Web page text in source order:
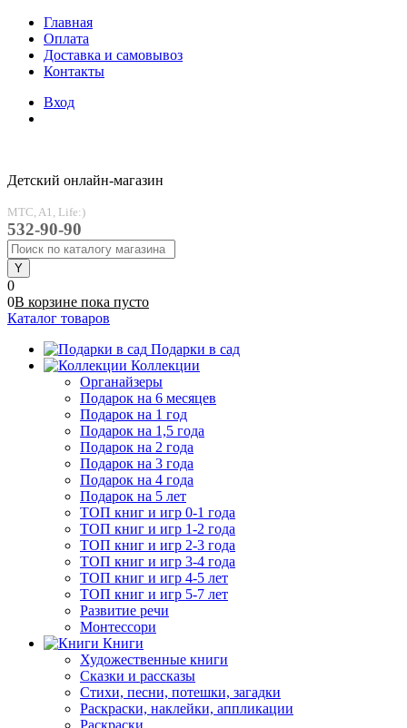
Главная
Оплата
Доставка и самовывоз
Контакты
Вход
Детский онлайн-магазин
MTC, A1, Life:)
532-90-90
0
0В корзине пока пусто
Каталог товаров
Подарки в сад
Коллекции
Органайзеры
Подарок на 6 месяцев
Подарок на 1 год
Подарок на 1,5 года
Подарок на 2 года
Подарок на 3 года
Подарок на 4 года
Подарок на 5 лет
ТОП книг и игр 0-1 года
ТОП книг и игр 1-2 года
ТОП книг и игр 2-3 года
ТОП книг и игр 3-4 года
ТОП книг и игр 4-5 лет
ТОП книг и игр 5-7 лет
Развитие речи
Монтессори
Книги
Художественные книги
Сказки и рассказы
Стихи, песни, потешки, загадки
Раскраски, наклейки, аппликации
Раскраски